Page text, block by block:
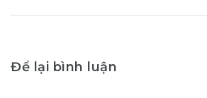
Để lại bình luận